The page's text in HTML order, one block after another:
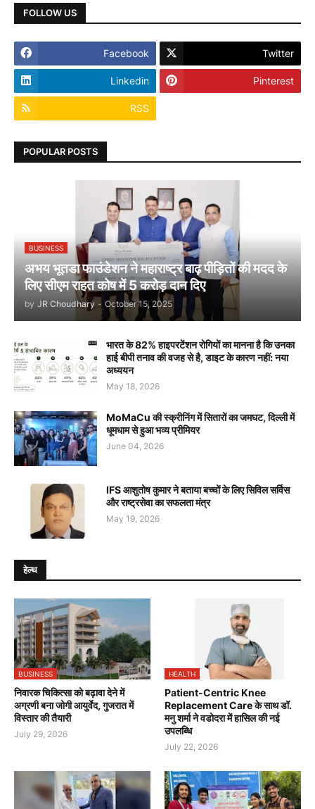
FOLLOW US
Facebook Twitter
Linkedin Pinterest
RSS
POPULAR POSTS
BUSINESS
अभय भूतडा फाउंडेशन ने महाराष्ट्र बाढ़ पीड़ितों की मदद के
लिए सीएम राहत कोष में 5 करोड़ दान दिए
by JR Choudhary - October 15, 2025
भारत के 82% हाइपरटेंशन रोगियों का मानना है कि उनका
हाई बीपी तनाव की वजह से है, डाइट के कारण नहीं: नया
अध्ययन
May 18, 2026
MoMaCu की स्क्रीनिंग में सितारों का जमघट, दिल्ली में
धूमधाम से हुआ भव्य प्रीमियर
June 04, 2026
IFS आशुतोष कुमार ने बताया बच्चों के लिए सिविल सर्विस
और राष्ट्रसेवा का सफलता मंत्र
May 19, 2026
हेल्थ
BUSINESS
निवारक चिकित्सा को बढ़ावा देने में
अग्रणी बना जोगी आयुर्वेद, गुजरात में
विस्तार की तैयारी
July 29, 2026
HEALTH
Patient-Centric Knee
Replacement Care के साथ डॉ.
मनु शर्मा ने वडोदरा में हासिल की नई
उपलब्धि
July 22, 2026